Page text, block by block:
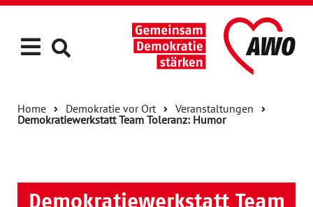
Home Demokratie vor Ort
Veranstaltungen
Demokratiewerkstatt Team Toleranz: Humor
Demokratiewerkstatt Team